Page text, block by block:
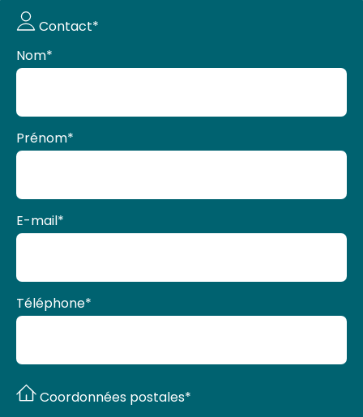
Demande
de devis
Contact*
Nom*
Prénom*
E-mail*
Téléphone*
Coordonnées postales*